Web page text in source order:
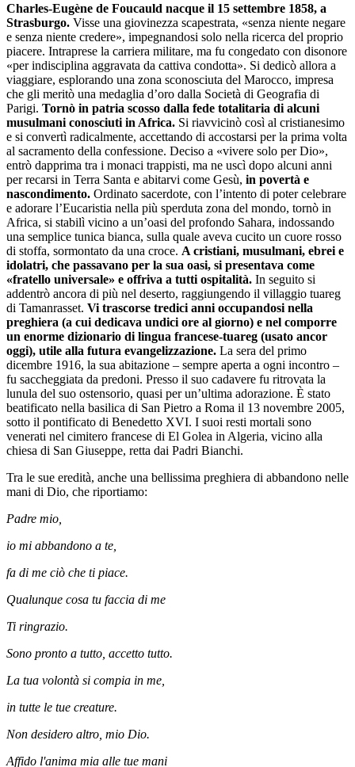
Charles-Eugène de Foucauld nacque il 15 settembre 1858, a
Strasburgo. Visse una giovinezza scapestrata, «senza niente negare
e senza niente credere», impegnandosi solo nella ricerca del proprio
piacere. Intraprese la carriera militare, ma fu congedato con disonore
«per indisciplina aggravata da cattiva condotta». Si dedicò allora a
viaggiare, esplorando una zona sconosciuta del Marocco, impresa
che gli meritò una medaglia d’oro dalla Società di Geografia di
Parigi. Tornò in patria scosso dalla fede totalitaria di alcuni
musulmani conosciuti in Africa. Si riavvicinò così al cristianesimo
e si convertì radicalmente, accettando di accostarsi per la prima volta
al sacramento della confessione. Deciso a «vivere solo per Dio»,
entrò dapprima tra i monaci trappisti, ma ne uscì dopo alcuni anni
per recarsi in Terra Santa e abitarvi come Gesù, in povertà e
nascondimento. Ordinato sacerdote, con l’intento di poter celebrare
e adorare l’Eucaristia nella più sperduta zona del mondo, tornò in
Africa, si stabilì vicino a un’oasi del profondo Sahara, indossando
una semplice tunica bianca, sulla quale aveva cucito un cuore rosso
di stoffa, sormontato da una croce. A cristiani, musulmani, ebrei e
idolatri, che passavano per la sua oasi, si presentava come
«fratello universale» e offriva a tutti ospitalità. In seguito si
addentrò ancora di più nel deserto, raggiungendo il villaggio tuareg
di Tamanrasset. Vi trascorse tredici anni occupandosi nella
preghiera (a cui dedicava undici ore al giorno) e nel comporre
un enorme dizionario di lingua francese-tuareg (usato ancor
oggi), utile alla futura evangelizzazione. La sera del primo
dicembre 1916, la sua abitazione – sempre aperta a ogni incontro –
fu saccheggiata da predoni. Presso il suo cadavere fu ritrovata la
lunula del suo ostensorio, quasi per un’ultima adorazione. È stato
beatificato nella basilica di San Pietro a Roma il 13 novembre 2005,
sotto il pontificato di Benedetto XVI. I suoi resti mortali sono
venerati nel cimitero francese di El Golea in Algeria, vicino alla
chiesa di San Giuseppe, retta dai Padri Bianchi.
Tra le sue eredità, anche una bellissima preghiera di abbandono nelle
mani di Dio, che riportiamo:
Padre mio,
io mi abbandono a te,
fa di me ciò che ti piace.
Qualunque cosa tu faccia di me
Ti ringrazio.
Sono pronto a tutto, accetto tutto.
La tua volontà si compia in me,
in tutte le tue creature.
Non desidero altro, mio Dio.
Affido l'anima mia alle tue mani